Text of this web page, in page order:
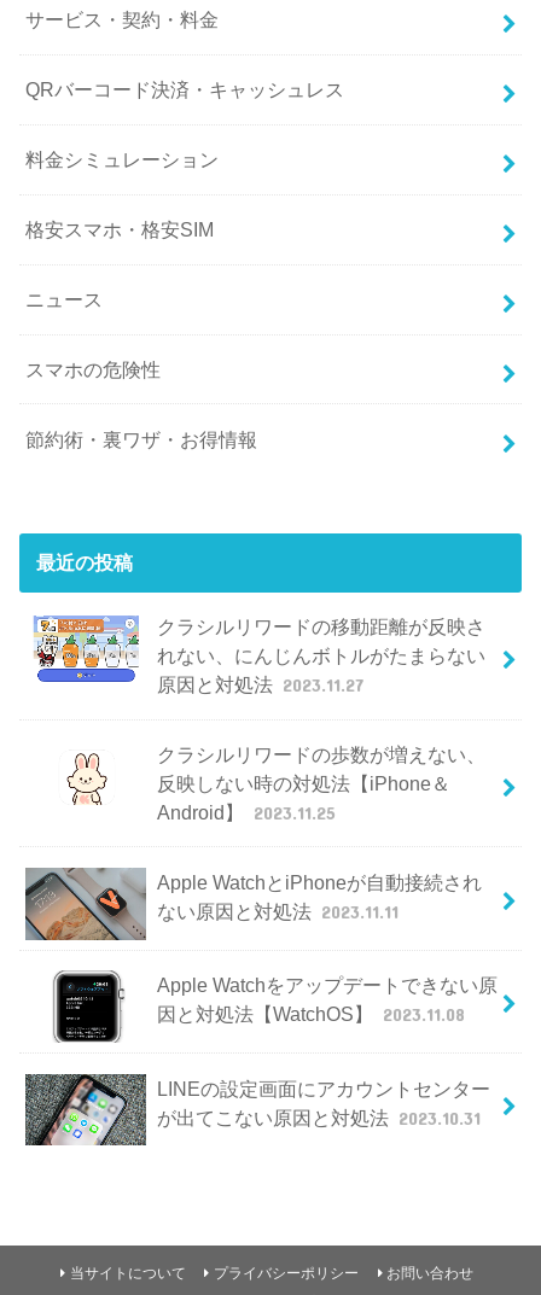
サービス・契約・料金
QRバーコード決済・キャッシュレス
料金シミュレーション
格安スマホ・格安SIM
ニュース
スマホの危険性
節約術・裏ワザ・お得情報
最近の投稿
クラシルリワードの移動距離が反映さ
れない、にんじんボトルがたまらない
原因と対処法 2023.11.27
クラシルリワードの歩数が増えない、
反映しない時の対処法【iPhone＆
Android】
2023.11.25
Apple WatchとiPhoneが自動接続され
ない原因と対処法 2023.11.11
Apple Watchをアップデートできない原
因と対処法【WatchOS】
2023.11.08
LINEの設定画面にアカウントセンター
が出てこない原因と対処法 2023.10.31
当サイトについて プライバシーポリシー
お問い合わせ